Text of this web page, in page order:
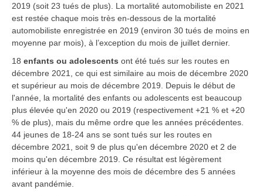
2019 (soit 23 tués de plus). La mortalité automobiliste en 2021
est restée chaque mois très en-dessous de la mortalité
automobiliste enregistrée en 2019 (environ 30 tués de moins en
moyenne par mois), à l’exception du mois de juillet dernier.
18 enfants ou adolescents ont été tués sur les routes en
décembre 2021, ce qui est similaire au mois de décembre 2020
et supérieur au mois de décembre 2019. Depuis le début de
l'année, la mortalité des enfants ou adolescents est beaucoup
plus élevée qu'en 2020 ou 2019 (respectivement +21 % et +20
% de plus), mais du même ordre que les années précédentes.
44 jeunes de 18-24 ans se sont tués sur les routes en
décembre 2021, soit 9 de plus qu'en décembre 2020 et 2 de
moins qu'en décembre 2019. Ce résultat est légèrement
inférieur à la moyenne des mois de décembre des 5 années
avant pandémie.